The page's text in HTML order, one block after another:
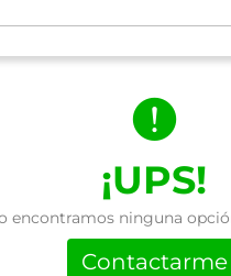
¡UPS!
encontramos ninguna
Contactarme